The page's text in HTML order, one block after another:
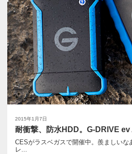
2015年1月7日
耐衝撃、防水HDD。G-DRIVE ev
CESがラスベガスで開催中。羨ましいな
レ...